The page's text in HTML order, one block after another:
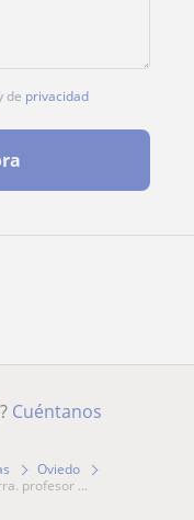
de privacidad
Cuéntanos
Oviedo
profesor ...